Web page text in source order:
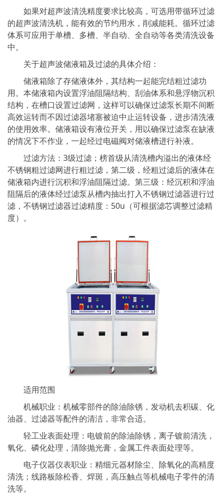
如果对超声波清洗精度要求比较高，可选用带循环过滤
的超声波清洗机，能有效的节约用水，削减能耗。循环过滤
体系可应用于单槽、多槽、半自动、全自动等各类清洗设备
中。
关于超声波储液箱及过滤的具体介绍：
储液箱除了存储液体外，其结构一起能完结粗过滤功
用。本储液箱内设置浮油阻隔结构、刮油体系和悬浮物沉积
结构，在槽口设置过滤网，这样可以确保过滤泵长期不间断
高效运转而不因过滤器堵塞被迫中止运转设备，进步清洗液
的使用效率。储液箱设有液位开关，用以确保过滤泵在缺液
的情况下不作业，一起经过电磁阀对储液槽进行补液。
过滤方法：3级过滤；榜首级从清洗槽内溢出的液体经
不锈钢粗过滤网进行粗过滤，第二级，经粗过滤后的液体在
储液箱内进行沉积和浮油阻隔过滤。第三级：经沉积和浮油
阻隔后的液体经过滤泵从槽内抽出打入不锈钢过滤器进行过
滤，不锈钢过滤器过滤精度：50u（可根据滤芯调整过滤精
度）。
适用范围
机械职业：机械零部件的除油除锈，发动机去积碳、化
油器、过滤器等配件的清洁，非常合适。
轻工业表面处理：电镀前的除油除锈，离子镀前清洗，
氧化、磷化处理，清除抛光膏，金属工件表面处理等。
电子仪器仪表职业：精细元器材除尘、除氧化的高精度
清洗；线路板除松香、焊斑，高压触点等机械电子零件的清
洗等。